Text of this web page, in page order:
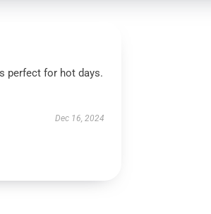
perfect for hot days.
Dec 16, 2024